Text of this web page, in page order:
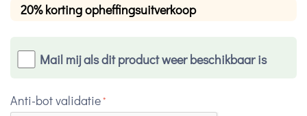
20% korting opheffingsuitverkoop
Mail mij als dit product weer beschikbaar is
Anti-bot validatie